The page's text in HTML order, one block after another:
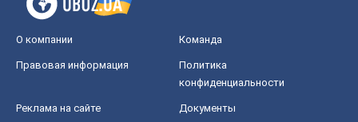
О компании Команда
Правовая информация
Политика
конфиденциальности
Реклама на сайте Документы